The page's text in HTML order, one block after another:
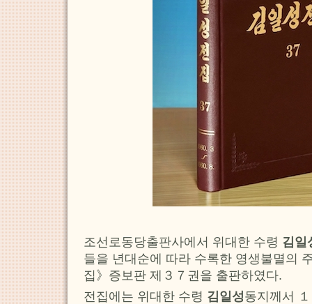
조선로동당출판사에서 위대한 수령 김일
들을 년대순에 따라 수록한 영생불멸의
집》증보판 제３７권을 출판하였다.
전집에는 위대한 수령 김일성동지께서